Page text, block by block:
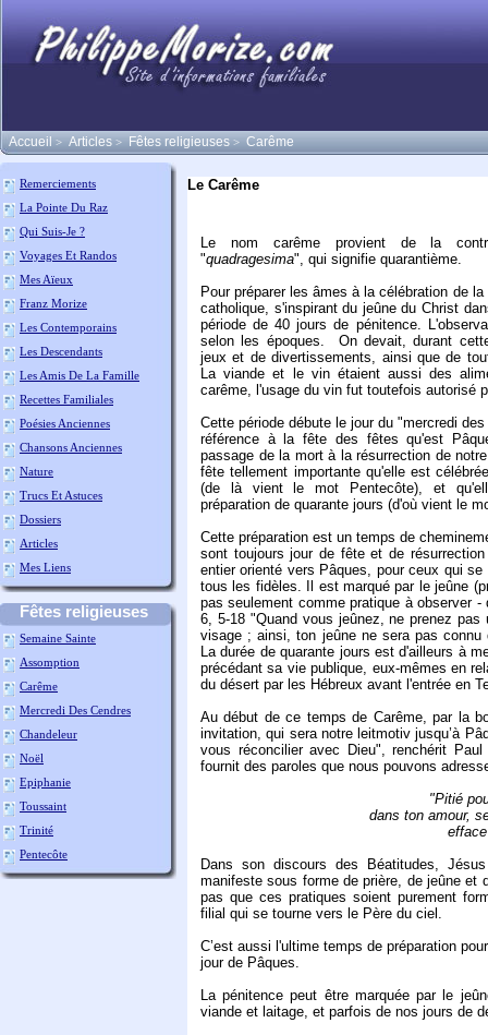
Accueil > Articles > Fêtes religieuses > Carême
Remerciements
La Pointe Du Raz
Qui Suis-Je ?
Voyages Et Randos
Mes Aïeux
Franz Morize
Les Contemporains
Les Descendants
Les Amis De La Famille
Recettes Familiales
Poésies Anciennes
Chansons Anciennes
Nature
Trucs Et Astuces
Dossiers
Articles
Mes Liens
Fêtes religieuses
Semaine Sainte
Assomption
Carême
Mercredi Des Cendres
Chandeleur
Noël
Epiphanie
Toussaint
Trinité
Pentecôte
Le Carême
Le nom carême provient de la
"quadragesima", qui signifie quarantième.
Pour préparer les âmes à la célébration de
catholique, s'inspirant du jeûne du Christ
période de 40 jours de pénitence.
selon les époques. On devait, durant
jeux et de divertissements, ainsi que de
La viande et le vin étaient aussi des
carême, l'usage du vin fut toutefois autorisé
Cette période débute le jour du "mercredi
référence à la fête des fêtes qu'est
passage de la mort à la résurrection de
fête tellement importante qu'elle est
(de là vient le mot Pentecôte), et
préparation de quarante jours (d'où vient le
Cette préparation est un temps de
sont toujours jour de fête et de
entier orienté vers Pâques, pour ceux qui
tous les fidèles. Il est marqué par le jeûne
pas seulement comme pratique à observer
6, 5-18 "Quand vous jeûnez, ne prenez
visage ; ainsi, ton jeûne ne sera pas
La durée de quarante jours est d'ailleurs à
précédant sa vie publique, eux-mêmes en
du désert par les Hébreux avant l'entrée en
Au début de ce temps de Carême, par la
invitation, qui sera notre leitmotiv jusqu’à
vous réconcilier avec Dieu", renchérit
fournit des paroles que nous pouvons
"Pitié
dans ton amour,
Dans son discours des Béatitudes,
manifeste sous forme de prière, de jeûne et
pas que ces pratiques soient purement
filial qui se tourne vers le Père du ciel.
C’est aussi l'ultime temps de préparation
jour de Pâques.
La pénitence peut être marquée par le
viande et laitage, et parfois de nos jours de